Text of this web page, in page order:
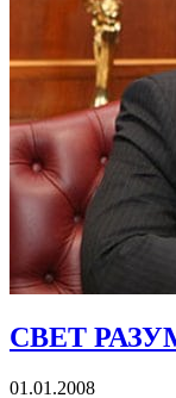
СВЕТ
01.01.2008